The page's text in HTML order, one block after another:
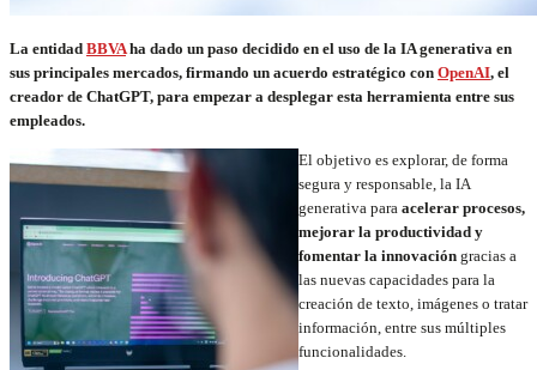
La entidad BBVAha dado un paso decidido en el uso de la IA generativa en
sus principales mercados, firmando un acuerdo estratégico con OpenAI, el
creador de ChatGPT, para empezar a desplegar esta herramienta entre sus
empleados.
El objetivo es explorar, de forma
segura y responsable, la IA
generativa para acelerar procesos,
mejorar la productividad y
fomentar la innovación gracias a
las nuevas capacidades para la
creación de texto, imágenes o tratar
información, entre sus múltiples
funcionalidades.